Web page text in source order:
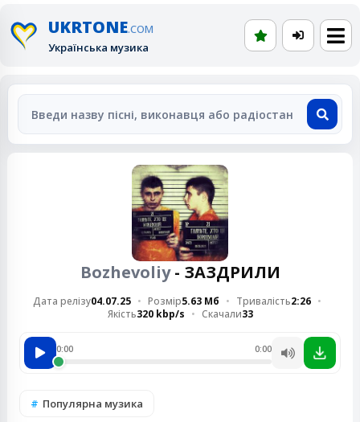
UKRTONE.COM
Українська музика
Bozhevoliy- ЗАЗДРИЛИ
Дата релізу04.07.25 Розмір5.63 Мб Тривалість2:26
Якість320 kbp/s Скачали33
0:00 0:00
Популярна музика